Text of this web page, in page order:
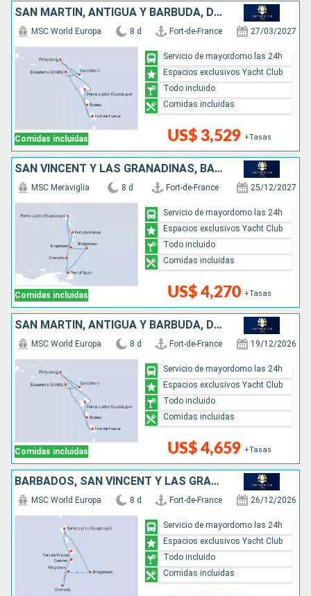
SAN MARTÍN, ANTIGUA Y BARBUDA, DOMINICA
Comidas incluidas
MSC World Europa 8 d Fort-de-France 27/03/2027
US$ 3,529 +Tasas
Servicio de mayordomo las 24h
Espacios exclusivos Yacht Club
Todo incluido
Comidas incluidas
SAN VINCENT Y LAS GRANADINAS, BARBADOS, TRINIDAD Y TOBAGO, GRENADA
Comidas incluidas
MSC Meraviglia 8 d Fort-de-France 25/12/2027
US$ 4,270 +Tasas
Servicio de mayordomo las 24h
Espacios exclusivos Yacht Club
Todo incluido
Comidas incluidas
SAN MARTÍN, ANTIGUA Y BARBUDA, DOMINICA
Comidas incluidas
MSC World Europa 8 d Fort-de-France 19/12/2026
US$ 4,659 +Tasas
Servicio de mayordomo las 24h
Espacios exclusivos Yacht Club
Todo incluido
Comidas incluidas
BARBADOS, SAN VINCENT Y LAS GRANADINAS, GRENADA, SANTA LUCIA
MSC World Europa 8 d Fort-de-France 26/12/2026
Servicio de mayordomo las 24h
Espacios exclusivos Yacht Club
Todo incluido
Comidas incluidas